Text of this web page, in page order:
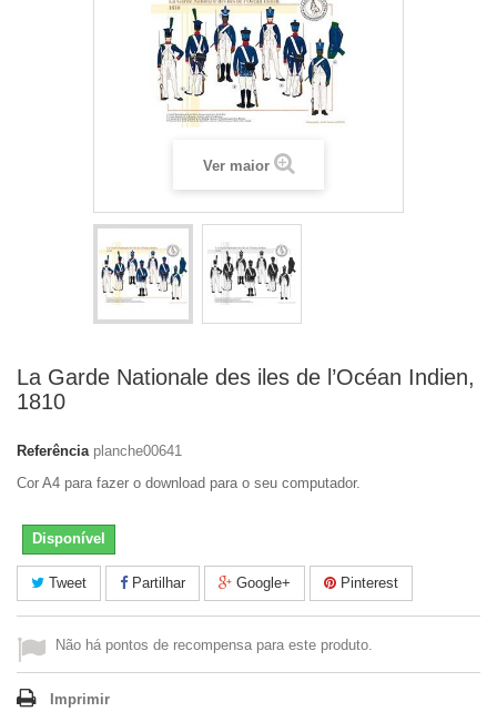
Ver maior
La Garde Nationale des iles de l’Océan Indien,
1810
Referência planche00641
Cor A4 para fazer o download para o seu computador.
Disponível
Tweet Partilhar Google+ Pinterest
Não há pontos de recompensa para este produto.
Imprimir